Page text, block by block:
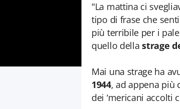
"La mattina ci
tipo di frase che
più terribile per i
quello dellastrage
Mai una strage ha
1944, ad appena più
dei ‘mericani accolti